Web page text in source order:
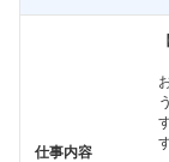
仕事内容